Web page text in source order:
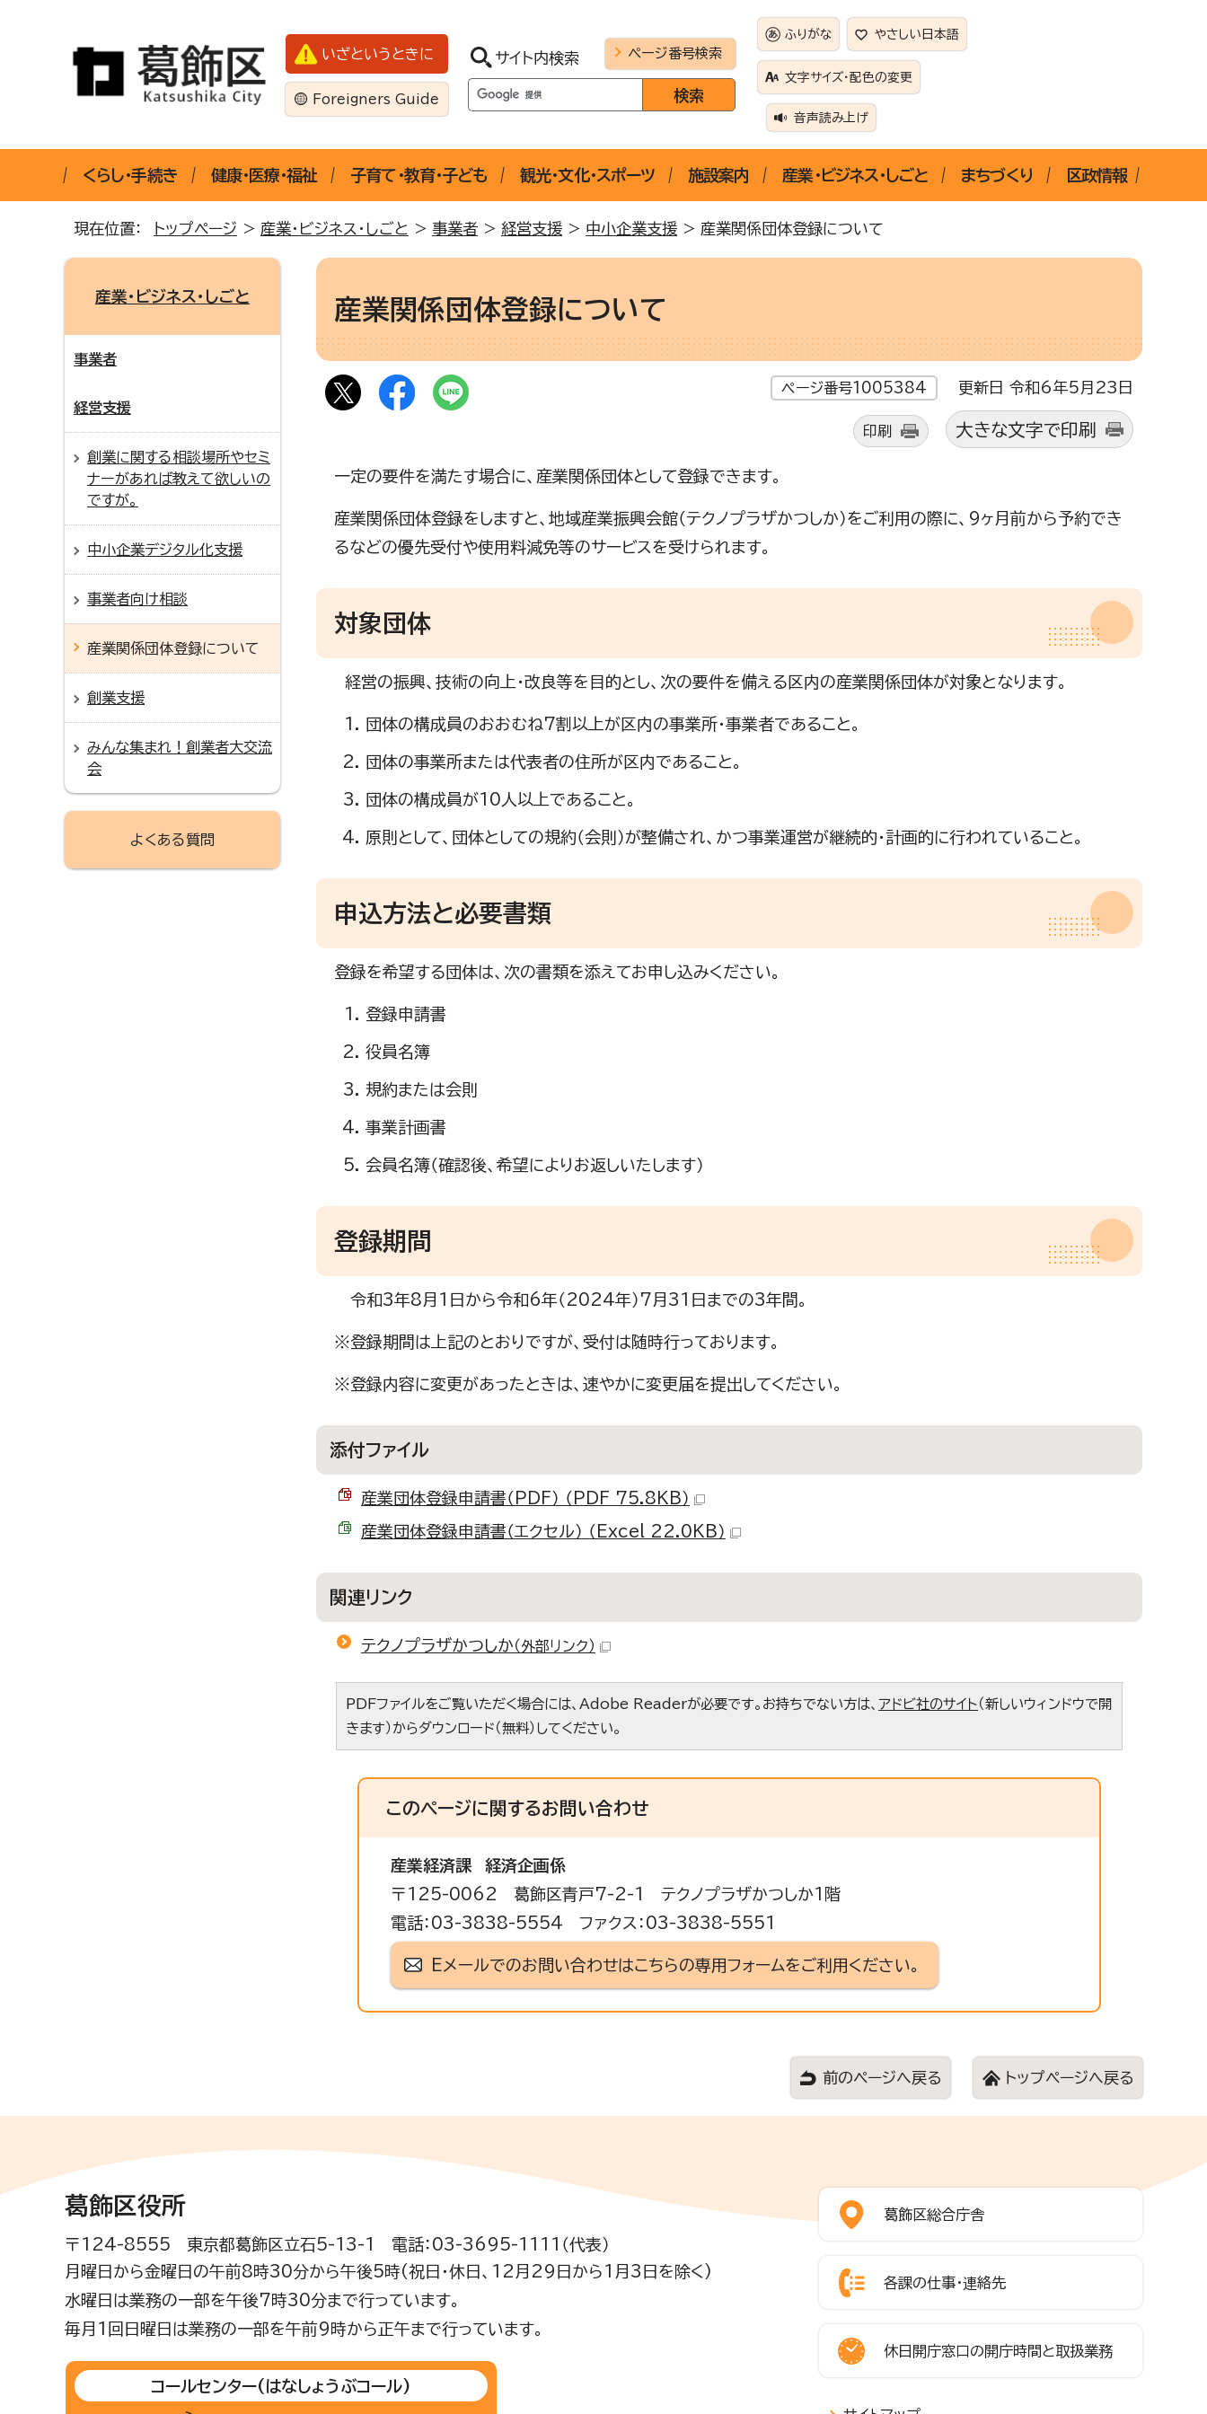
いざというときに
Foreigners Guide
サイト内検索 ページ番号検索
ふりがな やさしい日本語
文字サイズ・配色の変更
音声読み上げ
くらし・手続き 健康・医療・福祉 子育て・教育・子ども 観光・文化・スポーツ 施設案内 産業・ビジネス・しごと まちづくり 区政情報
現在位置： トップページ > 産業・ビジネス・しごと > 事業者 > 経営支援 > 中小企業支援 > 産業関係団体登録について
産業関係団体登録について
ページ番号1005384 更新日 令和6年5月23日
印刷 大きな文字で印刷
一定の要件を満たす場合に、産業関係団体として登録できます。
産業関係団体登録をしますと、地域産業振興会館（テクノプラザかつしか）をご利用の際に、9ヶ月前から予約でき
るなどの優先受付や使用料減免等のサービスを受けられます。
対象団体
経営の振興、技術の向上・改良等を目的とし、次の要件を備える区内の産業関係団体が対象となります。
団体の構成員のおおむね7割以上が区内の事業所・事業者であること。
団体の事業所または代表者の住所が区内であること。
団体の構成員が10人以上であること。
原則として、団体としての規約（会則）が整備され、かつ事業運営が継続的・計画的に行われていること。
申込方法と必要書類
登録を希望する団体は、次の書類を添えてお申し込みください。
登録申請書
役員名簿
規約または会則
事業計画書
会員名簿（確認後、希望によりお返しいたします）
登録期間
令和3年8月1日から令和6年（2024年）7月31日までの3年間。
※登録期間は上記のとおりですが、受付は随時行っております。
※登録内容に変更があったときは、速やかに変更届を提出してください。
添付ファイル
産業団体登録申請書（PDF） （PDF 75.8KB）
産業団体登録申請書（エクセル） （Excel 22.0KB）
関連リンク
テクノプラザかつしか（外部リンク）
PDFファイルをご覧いただく場合には、Adobe Readerが必要です。お持ちでない方は、 アドビ社のサイト（新しいウィンドウで開
きます）からダウンロード（無料）してください。
このページに関するお問い合わせ
産業経済課
経済企画係
〒125-0062 葛飾区青戸7-2-1 テクノプラザかつしか1階
電話：03-3838-5554 ファクス：03-3838-5551
Eメールでのお問い合わせはこちらの専用フォームをご利用ください。
産業・ビジネス・しごと
事業者
経営支援
創業に関する相談場所やセミ
ナーがあれば教えて欲しいの
ですが。
中小企業デジタル化支援
事業者向け相談
産業関係団体登録について
創業支援
みんな集まれ！創業者大交流
会
よくある質問
前のページへ戻る トップページへ戻る
葛飾区役所
〒124-8555 東京都葛飾区立石5-13-1 電話：03-3695-1111（代表）
月曜日から金曜日の午前8時30分から午後5時(祝日・休日、12月29日から1月3日を除く)
水曜日は業務の一部を午後7時30分まで行っています。
毎月1回日曜日は業務の一部を午前9時から正午まで行っています。
コールセンター(はなしょうぶコール)
葛飾区総合庁舎
各課の仕事・連絡先
休日開庁窓口の開庁時間と取扱業務